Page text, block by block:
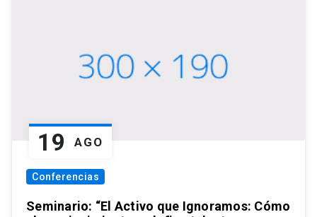
19 AGO
Conferencias
Seminario: “El Activo que Ignoramos: Cómo